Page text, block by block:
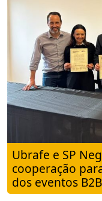
Ubrafe e SP
cooperação
dos eventos